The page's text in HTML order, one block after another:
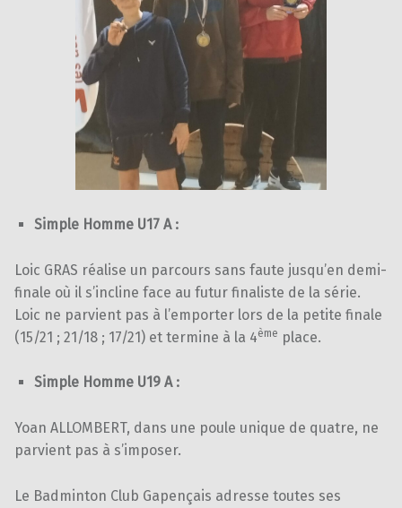
Simple Homme U17 A :
Loic GRAS réalise un parcours sans faute jusqu’en demi-
finale où il s’incline face au futur finaliste de la série.
Loic ne parvient pas à l’emporter lors de la petite finale
(15/21 ; 21/18 ; 17/21) et termine à la 4ème place.
Simple Homme U19 A :
Yoan ALLOMBERT, dans une poule unique de quatre, ne
parvient pas à s’imposer.
Le Badminton Club Gapençais adresse toutes ses